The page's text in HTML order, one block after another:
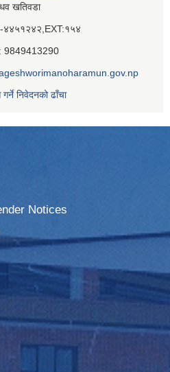
खतिवडा
४४५१२४२,EXT:१५४
9849413290
निवेदनको ढाँचा
Notices